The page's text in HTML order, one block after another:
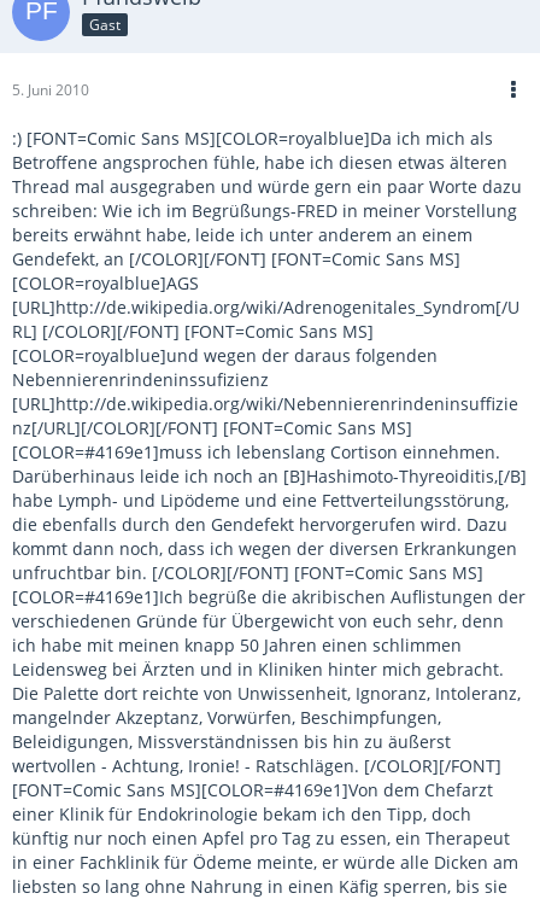
Gast
5. Juni 2010
:) [FONT=Comic Sans MS][COLOR=royalblue]Da ich mich als
Betroffene angsprochen fühle, habe ich diesen etwas älteren
Thread mal ausgegraben und würde gern ein paar Worte dazu
schreiben: Wie ich im Begrüßungs-FRED in meiner Vorstellung
bereits erwähnt habe, leide ich unter anderem an einem
Gendefekt, an [/COLOR][/FONT] [FONT=Comic Sans MS]
[COLOR=royalblue]AGS
[URL]http://de.wikipedia.org/wiki/Adrenogenitales_Syndrom[/U
RL] [/COLOR][/FONT] [FONT=Comic Sans MS]
[COLOR=royalblue]und wegen der daraus folgenden
Nebennierenrindeninssufizienz
[URL]http://de.wikipedia.org/wiki/Nebennierenrindeninsuffizie
nz[/URL][/COLOR][/FONT] [FONT=Comic Sans MS]
[COLOR=#4169e1]muss ich lebenslang Cortison einnehmen.
Darüberhinaus leide ich noch an [B]Hashimoto-Thyreoiditis,[/B]
habe Lymph- und Lipödeme und eine Fettverteilungsstörung,
die ebenfalls durch den Gendefekt hervorgerufen wird. Dazu
kommt dann noch, dass ich wegen der diversen Erkrankungen
unfruchtbar bin. [/COLOR][/FONT] [FONT=Comic Sans MS]
[COLOR=#4169e1]Ich begrüße die akribischen Auflistungen der
verschiedenen Gründe für Übergewicht von euch sehr, denn
ich habe mit meinen knapp 50 Jahren einen schlimmen
Leidensweg bei Ärzten und in Kliniken hinter mich gebracht.
Die Palette dort reichte von Unwissenheit, Ignoranz, Intoleranz,
mangelnder Akzeptanz, Vorwürfen, Beschimpfungen,
Beleidigungen, Missverständnissen bis hin zu äußerst
wertvollen - Achtung, Ironie! - Ratschlägen. [/COLOR][/FONT]
[FONT=Comic Sans MS][COLOR=#4169e1]Von dem Chefarzt
einer Klinik für Endokrinologie bekam ich den Tipp, doch
künftig nur noch einen Apfel pro Tag zu essen, ein Therapeut
in einer Fachklinik für Ödeme meinte, er würde alle Dicken am
liebsten so lang ohne Nahrung in einen Käfig sperren, bis sie